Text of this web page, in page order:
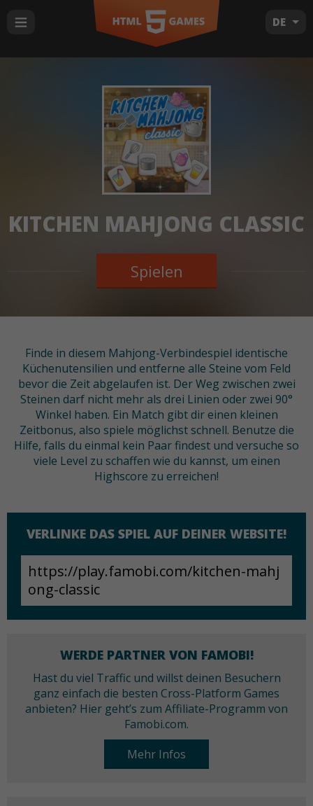
DE
KITCHEN MAHJONG CLASSIC
Spielen
Finde in diesem Mahjong-Verbindespiel identische
Küchenutensilien und entferne alle Steine vom Feld
bevor die Zeit abgelaufen ist. Der Weg zwischen zwei
Steinen darf nicht mehr als drei Linien oder zwei 90°
Winkel haben. Ein Match gibt dir einen kleinen
Zeitbonus, also spiele möglichst schnell. Benutze die
Hilfe, falls du einmal kein Paar findest und versuche so
viele Level zu schaffen wie du kannst, um einen
Highscore zu erreichen!
VERLINKE DAS SPIEL AUF DEINER WEBSITE!
WERDE PARTNER VON FAMOBI!
Hast du viel Traffic und willst deinen Besuchern
ganz einfach die besten Cross-Platform Games
anbieten? Hier geht’s zum Affiliate-Programm von
Famobi.com.
Mehr Infos